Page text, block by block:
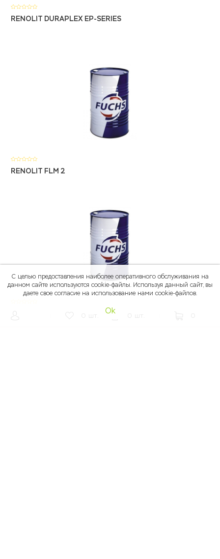
шт. шт.
RENOLIT DURAPLEX EP-SERIES
RENOLIT FLM 2
RENOLIT LX-PEP серия
С целью предоставления наиболее оперативного обслуживания на
данном сайте используются cookie-файлы. Используя данный сайт, вы
даете свое согласие на использование нами cookie-файлов.
Ok